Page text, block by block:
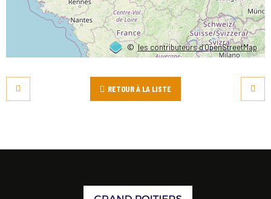
©les contributeurs d’OpenStreetMap
RETOUR À LA LISTE